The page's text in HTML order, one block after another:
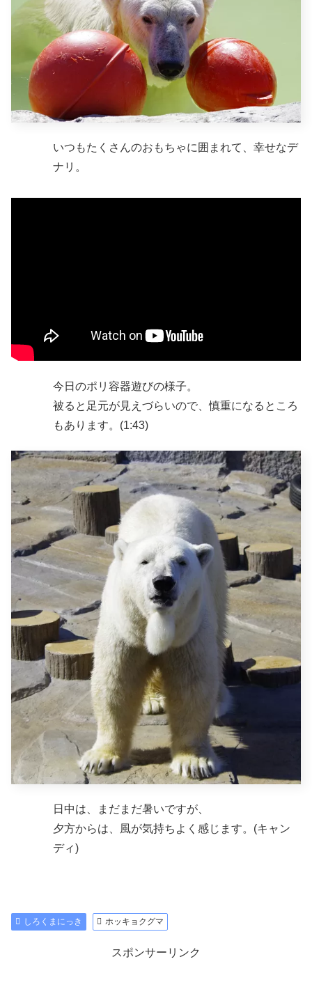
いつもたくさんのおもちゃに囲まれて、幸せなデ
ナリ。
今日のポリ容器遊びの様子。
被ると足元が見えづらいので、慎重になるところ
もあります。(1:43)
日中は、まだまだ暑いですが、
夕方からは、風が気持ちよく感じます。(キャン
ディ)
しろくまにっき ホッキョクグマ
スポンサーリンク